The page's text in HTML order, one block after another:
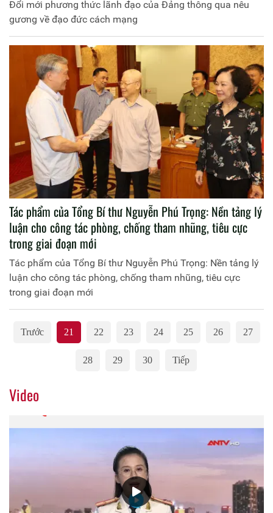
Đổi mới phương thức lãnh đạo của Đảng thông qua nêu
gương về đạo đức cách mạng
Tác phẩm của Tổng Bí thư Nguyễn Phú Trọng: Nền tảng lý
luận cho công tác phòng, chống tham nhũng, tiêu cực
trong giai đoạn mới
Tác phẩm của Tổng Bí thư Nguyễn Phú Trọng: Nền tảng lý
luận cho công tác phòng, chống tham nhũng, tiêu cực
trong giai đoạn mới
Trước 21 22 23 24 25 26 27
28 29 30 Tiếp
Video